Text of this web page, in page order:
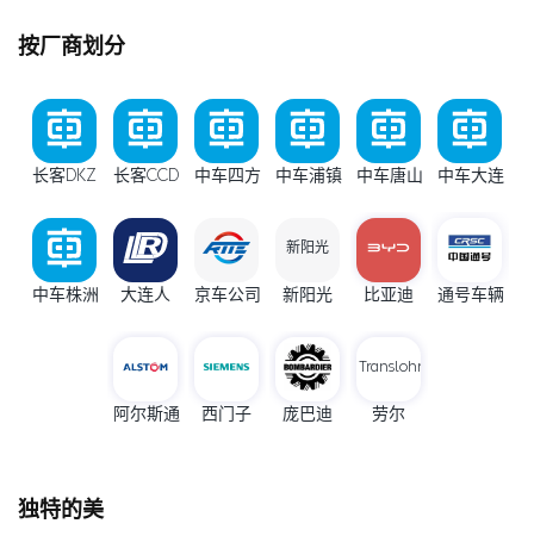
按厂商划分
长客DKZ 长客CCD 中车四方 中车浦镇 中车唐山 中车大连
中车株洲 大连人 京车公司
新阳光
新阳光 比亚迪 通号车辆
阿尔斯通 西门子 庞巴迪
Translohr
劳尔
独特的美